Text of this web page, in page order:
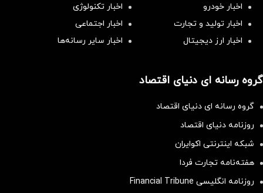
اخبار خودرو
اخبار تکنولوژی
اخبار تولید و تجارت
اخبار اجتماعی
اخبار ارز دیجیتال
اخبار سایر رسانه‌‌ها
گروه رسانه ای دنیای اقتصاد
گروه رسانه ای دنیای اقتصاد
روزنامه دنیای اقتصاد
شبکه اینترنتی اکوایران
هفته‌نامه تجارت فردا
روزنامه انگلیسی Financial Tribune